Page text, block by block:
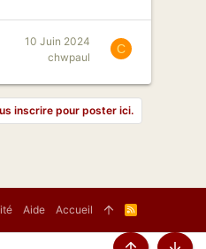
10 Juin 2024
chwpaul
C
inscrire pour poster ici.
Aide Accueil
R
S